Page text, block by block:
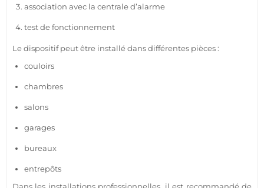
association avec la centraled’alarme
test de fonctionnement
Le dispositif peut être installé dans différentes pièces :
couloirs
chambres
salons
garages
bureaux
entrepôts